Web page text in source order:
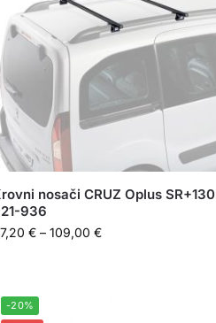
nosači CRUZ Oplus SR+130
936
€ – 109,00 €
-20%